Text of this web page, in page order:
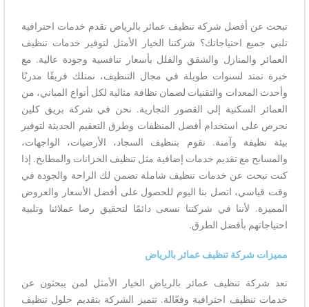
تبحث عن أفضل شركة تنظيف عمائر بالرياض تقدم خدمات احترافية
تلبي جميع احتياجاتك؟ شركتنا الخيار الأمثل لتوفير خدمات تنظيف
العمائر والمنازل والشقق والفلل بأسعار تنافسية وجودة عالية. مع
خبرة تمتد لسنوات طويلة في مجال التنظيف، نمتلك فريقًا مدربًا
وأحدث المعدات والتقنيات لضمان نظافة مثالية لكل أنواع المباني، من
العمائر السكنية إلى القصور التجارية. نحن في شركة بريق كلين
نحرص على استخدام أفضل المنظفات وطرق التعقيم الحديثة لتوفير
بيئة نظيفة وآمنة. نقوم بتنظيف السجاد، الأرضيات، الواجهات،
والمسابح مع تقديم خدمات إضافية مثل تنظيف الخزانات والمطابخ. إذا
كنت تبحث عن خدمات تنظيف شاملة تضمن لك الراحة والجودة في
وقت قياسي، اتصل بنا اليوم للحصول على أفضل الأسعار والعروض
المميزة. لأننا في شركتنا نسعى دائمًا لتحقيق رضا عملائنا وتلبية
احتياجاتهم بأفضل الطرق.
مميزات شركة تنظيف عمائر بالرياض
تعد شركة تنظيف عمائر بالرياض الخيار الأمثل لمن يبحثون عن
خدمات تنظيف احترافية وفعّالة. تتميز الشركة بتقديم حلول تنظيف